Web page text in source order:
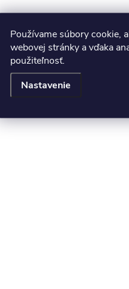
Používame súbory cookie,
webovej stránky a vďaka
použiteľnosť.
Nastavenie